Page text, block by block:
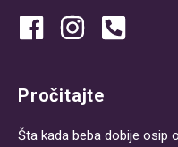
Pročitajte
Šta kada beba dobije osip